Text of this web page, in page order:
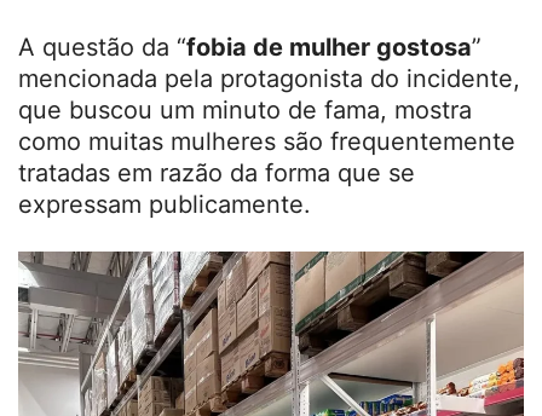
A questão da “fobia de mulher gostosa”
mencionada pela protagonista do incidente,
que buscou um minuto de fama, mostra
como muitas mulheres são frequentemente
tratadas em razão da forma que se
expressam publicamente.